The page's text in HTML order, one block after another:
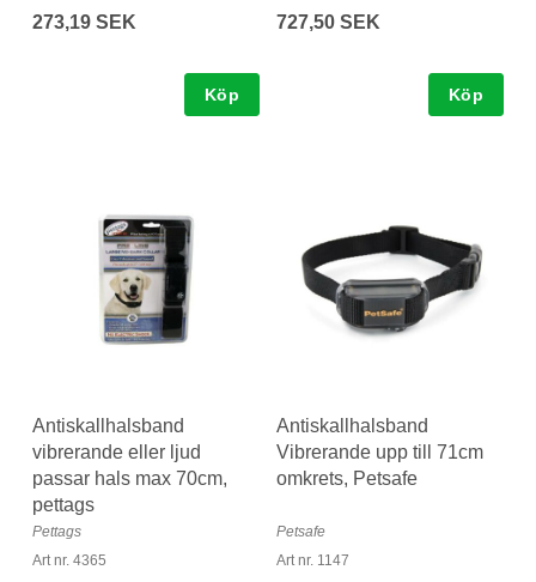
273,19 SEK
Köp
727,50 SEK
Köp
Antiskallhalsband
vibrerande eller ljud
passar hals max 70cm,
pettags
Pettags
Art nr. 4365
Antiskallhalsband
Vibrerande upp till 71cm
omkrets, Petsafe
Petsafe
Art nr. 1147